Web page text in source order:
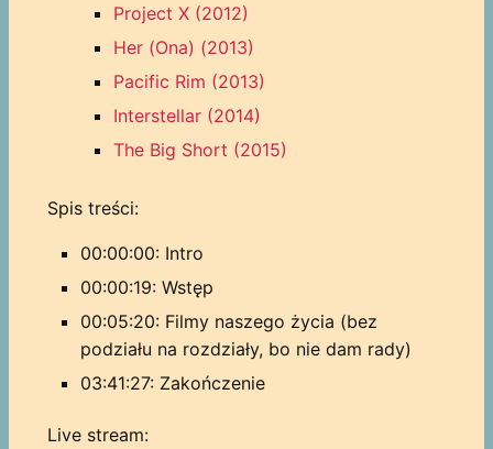
Project X (2012)
Her (Ona) (2013)
Pacific Rim (2013)
Interstellar (2014)
The Big Short (2015)
Spis treści:
00:00:00: Intro
00:00:19: Wstęp
00:05:20: Filmy naszego życia (bez
podziału na rozdziały, bo nie dam rady)
03:41:27: Zakończenie
Live stream: